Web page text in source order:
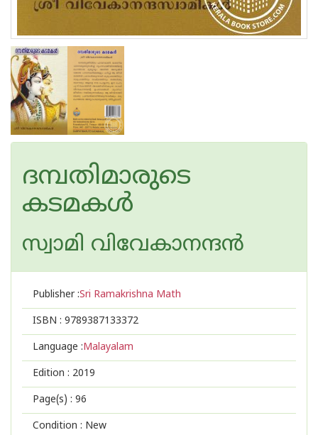
ദമ്പതിമാരുടെ
കടമകള്‍
സ്വാമി വിവേകാനന്ദന്‍‌
Publisher :Sri Ramakrishna Math
ISBN : 9789387133372
Language :Malayalam
Edition : 2019
Page(s) : 96
Condition : New